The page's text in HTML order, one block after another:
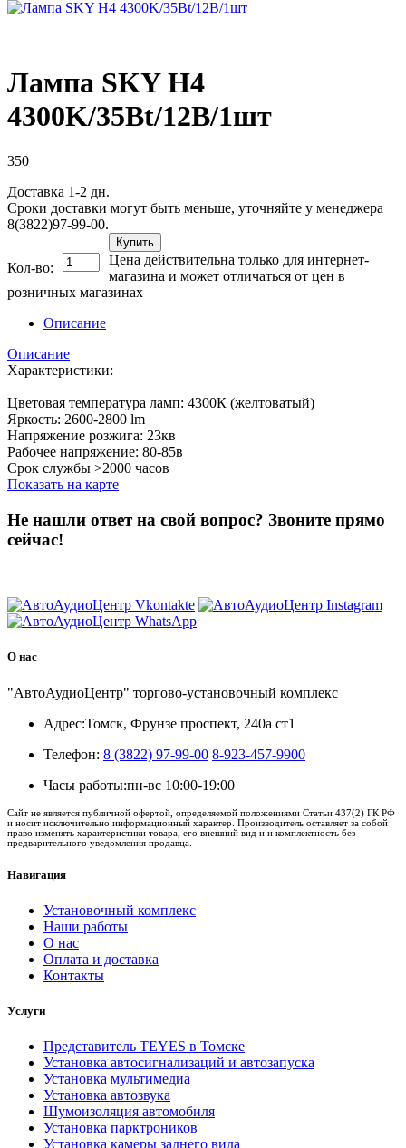
Лампа SKY H4
4300K/35Bt/12B/1шт
350
Доставка 1-2 дн.
Сроки доставки могут быть меньше, уточняйте у менеджера
8(3822)97-99-00.
Кол-во:
Купить
Цена действительна только для интернет-
магазина и может отличаться от цен в
розничных магазинах
Описание
Описание
Характеристики:
Цветовая температура ламп: 4300К (желтоватый)
Яркость: 2600-2800 lm
Напряжение розжига: 23кв
Рабочее напряжение: 80-85в
Срок службы >2000 часов
Показать на карте
Не нашли ответ на свой вопрос? Звоните прямо
сейчас!
О нас
"АвтоАудиоЦентр" торгово-установочный комплекс
Адрес:Томск, Фрунзе проспект, 240а ст1
Телефон: 8 (3822) 97-99-00 8-923-457-9900
Часы работы:пн-вс 10:00-19:00
Сайт не является публичной офертой, определяемой положениями Статьи 437(2) ГК РФ
и носит исключительно информационный характер. Производитель оставляет за собой
право изменять характеристики товара, его внешний вид и и комплектность без
предварительного уведомления продавца.
Навигация
Установочный комплекс
Наши работы
О нас
Оплата и доставка
Контакты
Услуги
Представитель TEYES в Томске
Установка автосигнализаций и автозапуска
Установка мультимедиа
Установка автозвука
Шумоизоляция автомобиля
Установка парктроников
Установка камеры заднего вида